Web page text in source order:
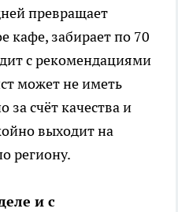
превращает
кафе, забирает по 70
с рекомендациями
может не иметь
за счёт качества и
выходит на
региону.
и с